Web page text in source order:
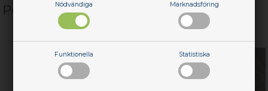
Nödvändiga Marknadsföring
Funktionella Statistiska
Populära relaterade produkter